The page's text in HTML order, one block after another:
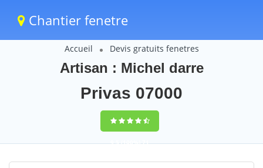
Chantier fenetre
Accueil Devis gratuits fenetres
Artisan : Michel darre
Privas 07000
9,5(100%)71
votes